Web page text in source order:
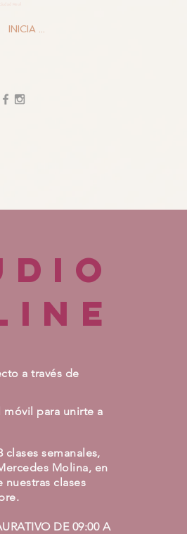
INICIA SESIÓN
através de
móvil para unirte a
clases semanales,
Molina, en
clases
DE 09:00 A